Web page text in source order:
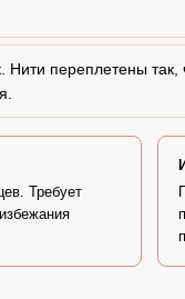
переплетены
Требует